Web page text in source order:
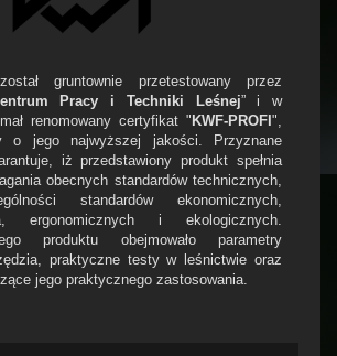
gruntownie przetestowany przez
Pracy i Techniki Leśnej” i w
renomowany certyfikat " KWF-PROFI ",
o jego najwyższej jakości. Przyznane
iż przedstawiony produkt spełnia
obecnych standardów technicznych,
standardów ekonomicznych,
ergonomicznych i ekologicznych.
produktu obejmowało parametry
praktyczne testy w leśnictwie oraz
jego praktycznego zastosowania.